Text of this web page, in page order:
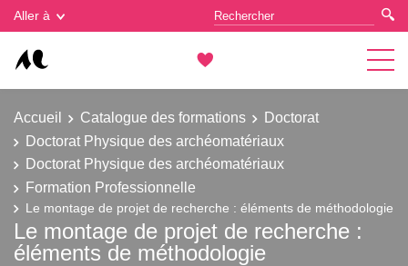
Aller à
Accueil Catalogue des formations
Doctorat
Doctorat Physique des archéomatériaux
Doctorat Physique des archéomatériaux
Formation Professionnelle
Le montage de projet de recherche : éléments de méthodologie
Le montage de projet de recherche :
éléments de méthodologie
Gestion des cookies